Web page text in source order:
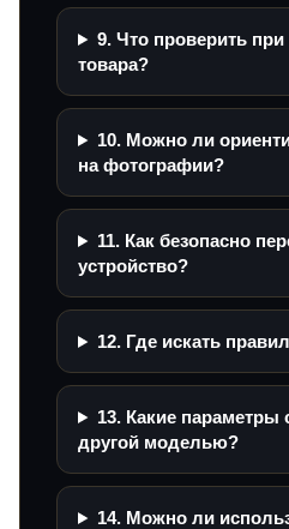
9. Что проверить
товара?
10. Можно ли
на фотографии?
11. Как безопасно
устройство?
12. Где искать
13. Какие параметры
другой моделью?
14. Можно ли